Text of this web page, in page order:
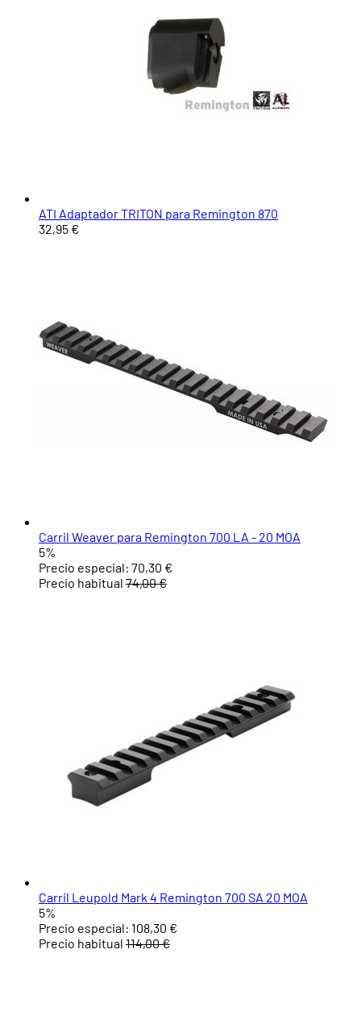
ATI Adaptador TRITON para Remington 870
32,95 €
Carril Weaver para Remington 700 LA - 20 MOA
5%
Precio especial: 70,30 €
Precio habitual 74,00 €
Carril Leupold Mark 4 Remington 700 SA 20 MOA
5%
Precio especial: 108,30 €
Precio habitual 114,00 €